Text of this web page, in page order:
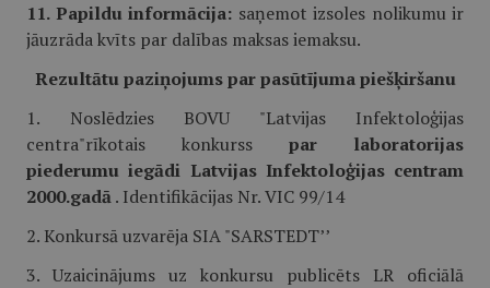
11. Papildu informācija: saņemot izsoles nolikumu ir
jāuzrāda kvīts par dalības maksas iemaksu.
Rezultātu paziņojums par pasūtījuma piešķiršanu
1. Noslēdzies BOVU "Latvijas Infektoloģijas
centra"rīkotais konkurss par laboratorijas
piederumu iegādi Latvijas Infektoloģijas centram
2000.gadā. Identifikācijas Nr. VIC 99/14
2. Konkursā uzvarēja SIA "SARSTEDT’’
3. Uzaicinājums uz konkursu publicēts LR oficiālā